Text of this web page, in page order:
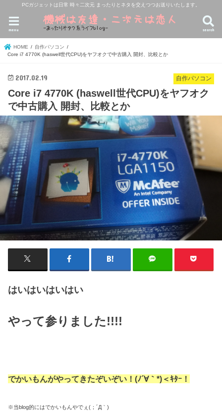
PCガジェットは日常 時々二次元 まったりとネタを交えつつお送りいたします。
search
menu
HOME
自作パソコン
Core i7 4770K (haswell世代CPU)をヤフオクで中古購入 開封、比較とか
自作パソコン
2017.02.19
Core i7 4770K (haswell世代CPU)をヤフオク
で中古購入 開封、比較とか
はいはいはいはい
やって参りました!!!!
でかいもんがやってきたぞいぞい！(ﾉ´∀｀*)＜ｷﾀｰ！
※当blog的にはでかいもんやでぇ(；´Д｀)